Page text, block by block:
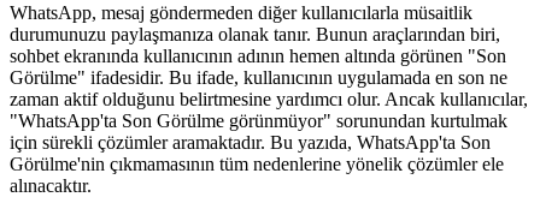
WhatsApp, mesaj göndermeden diğer kullanıcılarla müsaitlik
durumunuzu paylaşmanıza olanak tanır. Bunun araçlarından biri,
sohbet ekranında kullanıcının adının hemen altında görünen "Son
Görülme" ifadesidir. Bu ifade, kullanıcının uygulamada en son ne
zaman aktif olduğunu belirtmesine yardımcı olur. Ancak kullanıcılar,
"WhatsApp'ta Son Görülme görünmüyor" sorunundan kurtulmak
için sürekli çözümler aramaktadır. Bu yazıda, WhatsApp'ta Son
Görülme'nin çıkmamasının tüm nedenlerine yönelik çözümler ele
alınacaktır.